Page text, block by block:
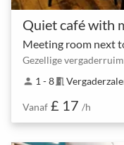
Meeting room next
Gezellige
person 1 - 8meeting_room
Vanaf £ 17 /h